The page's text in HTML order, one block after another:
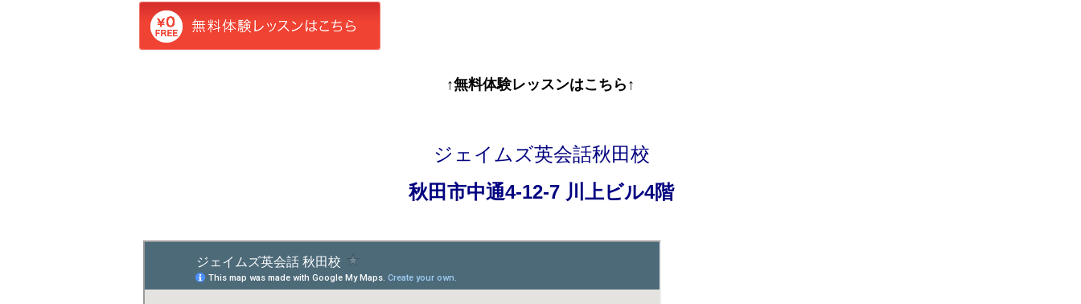
↑無料体験レッスンはこちら↑
ジェイムズ英会話秋田校
秋田市中通4-12-7 川上ビル4階